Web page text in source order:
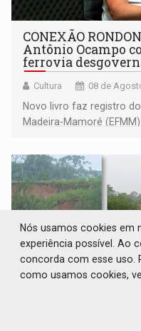
CONEXÃO
Antônio Ocampo
ferrovia
Cultura 08 de
Novo livro faz registro
Madeira-Mamoré (EFMM)
Nós usamos cookies em
experiência possível. Ao
concorda com esse uso.
como usamos cookies,